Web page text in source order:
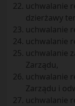
uchwalanie
dzierżawy
uchwalanie
uchwalanie
uchwalanie
Zarządu,
uchwalanie
Zarządu i
uchwalanie